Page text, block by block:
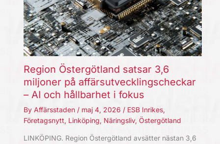
Region Östergötland satsar 3,6
miljoner på affärsutvecklingscheckar
– AI och hållbarhet i fokus
By Affärsstaden / maj 4, 2026 / ESB Inrikes,
Företagsnytt, Linköping, Näringsliv, Östergötland
LINKÖPING. Region Östergötland avsätter nästan 3,6